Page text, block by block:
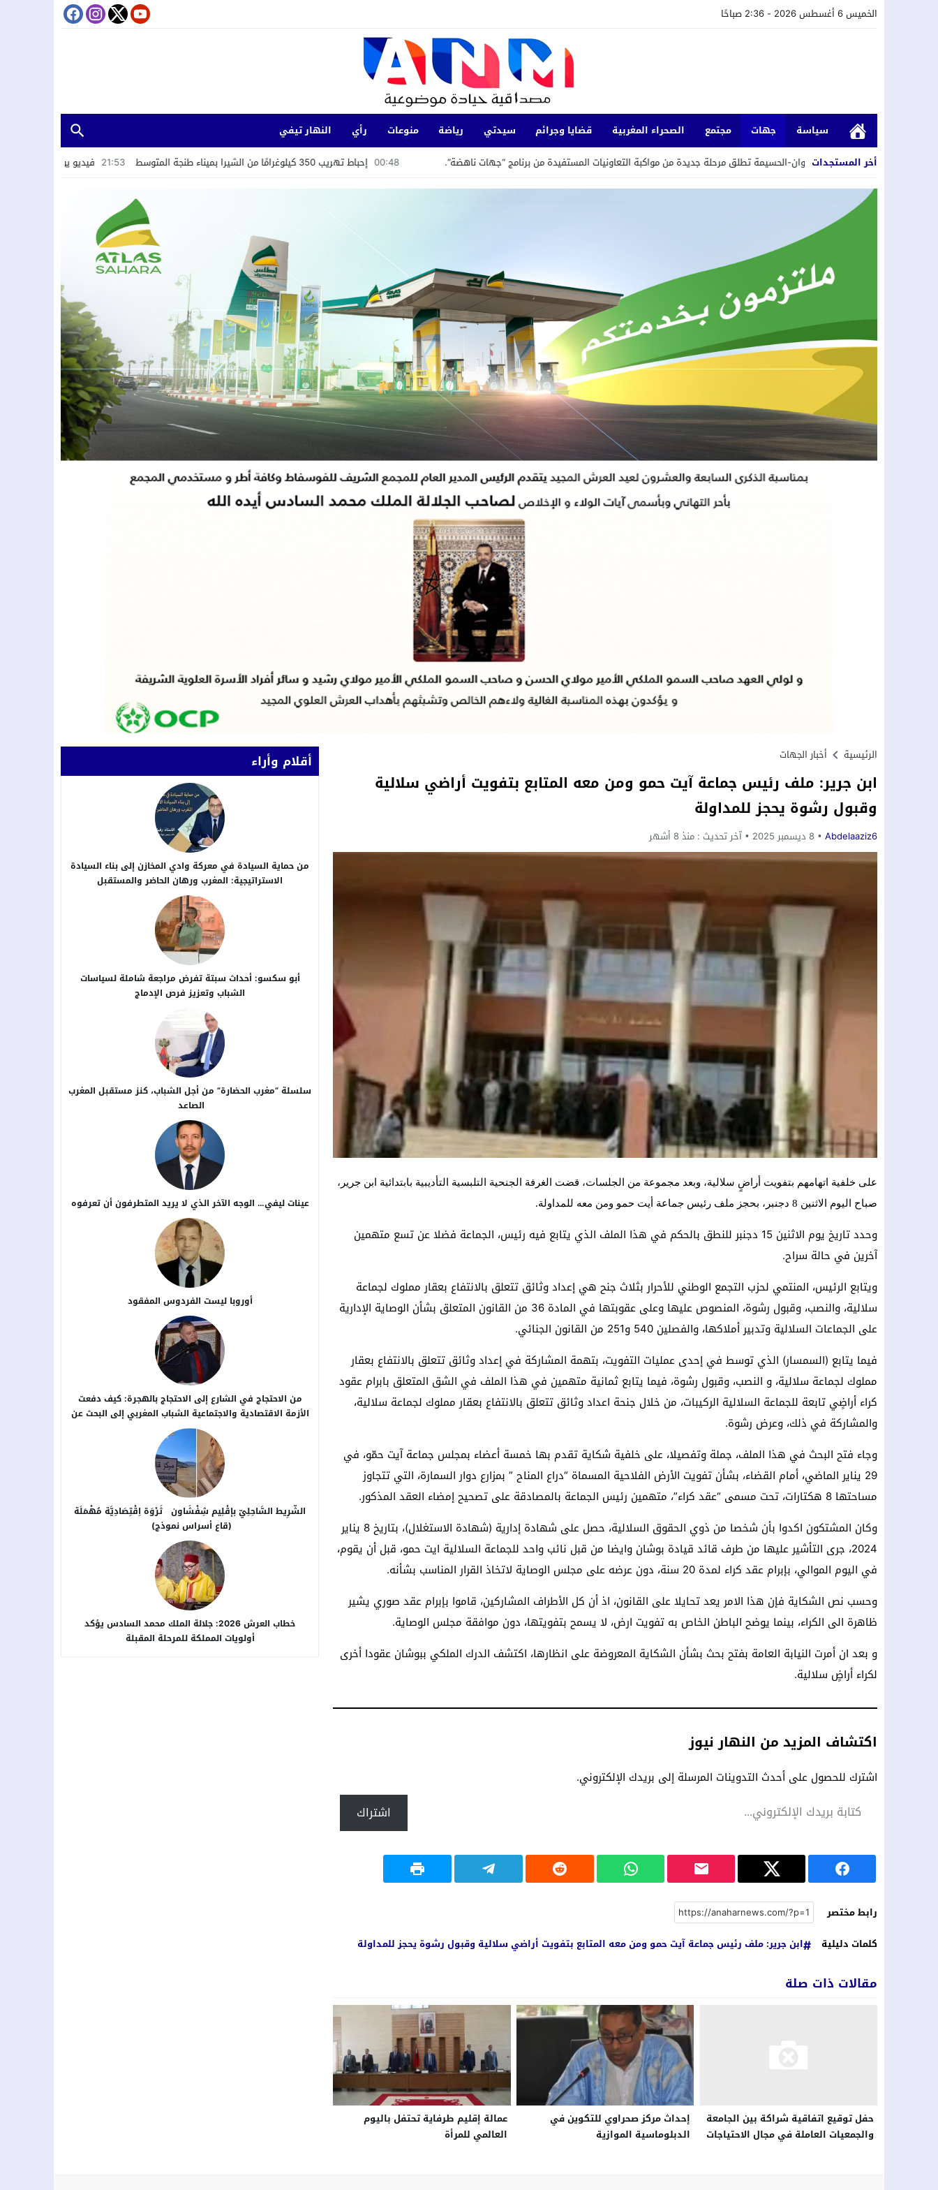
الخميس 6 أغسطس 2026 - 2:36 صباحًا
سياسة جهات مجتمع الصحراء المغربية قضايا وجرائم سيدتي رياضة منوعات رأي
النهار تيفي
أخر المستجدات
00:48 إحباط تهريب 350 كيلوغرامًا من الشيرا بميناء طنجة المتوسط 21:53 فيديو يوثق ابتزاز سائحين يطيح بمشتبه فيه طنجة-تطوان-الحسيمة تطلق مرحلة جديدة من مواكبة التعاونيات المستفيدة من برنامج “جهات ناهضة”.
الرئيسية أخبار الجهات
ابن جرير: ملف رئيس جماعة آيت حمو ومن معه المتابع بتفويت أراضي سلالية
وقبول رشوة يحجز للمداولة
Abdelaaziz6 8 ديسمبر 2025 آخر تحديث : منذ 8 أشهر
على خلفية اتهامهم بتفويت أراضٍ سلالية، وبعد مجموعة من الجلسات، قضت الغرفة الجنحية التلبسية التأديبية بابتدائية ابن جرير،
صباح اليوم الاثنين 8 دجنبر، بحجز ملف رئيس جماعة أيت حمو ومن معه للمداولة.
وحدد تاريخ يوم الاثنين 15 دجنبر للنطق بالحكم في هذا الملف الذي يتابع فيه رئيس، الجماعة فضلا عن تسع متهمين
آخرين في حالة سراح.
ويتابع الرئيس، المنتمي لحزب التجمع الوطني للأحرار بثلاث جنح هي إعداد وثائق تتعلق بالانتفاع بعقار مملوك لجماعة
سلالية، والنصب، وقبول رشوة، المنصوص عليها وعلى عقوبتها في المادة 36 من القانون المتعلق بشأن الوصاية الإدارية
على الجماعات السلالية وتدبير أملاكها، والفصلين 540 و251 من القانون الجنائي.
فيما يتابع (السمسار) الذي توسط في إحدى عمليات التفويت، بتهمة المشاركة في إعداد وثائق تتعلق بالانتفاع بعقار
مملوك لجماعة سلالية، و النصب، وقبول رشوة، فيما يتابع ثمانية متهمين في هذا الملف في الشق المتعلق بابرام عقود
كراء أراضٍي تابعة للجماعة السلالية الركيبات، من خلال جنحة اعداد وثائق تتعلق بالانتفاع بعقار مملوك لجماعة سلالية،
والمشاركة في ذلك، وعرض رشوة.
وجاء فتح البحث في هذا الملف، جملة وتفصيلا، على خلفية شكاية تقدم بها خمسة أعضاء بمجلس جماعة آيت حمّو، في
29 يناير الماضي، أمام القضاء، بشأن تفويت الأرض الفلاحية المسماة “دراع المناح ” بمزارع دوار السمارة، التي تتجاوز
مساحتها 8 هكتارات، تحت مسمى “عقد كراء”، متهمين رئيس الجماعة بالمصادقة على تصحيح إمضاء العقد المذكور.
وكان المشتكون اكدوا بأن شخصا من ذوي الحقوق السلالية، حصل على شهادة إدارية (شهادة الاستغلال)، بتاريخ 8 يناير
2024، جرى التأشير عليها من طرف قائد قيادة بوشان وايضا من قبل نائب واحد للجماعة السلالية ايت حمو، قبل أن يقوم،
في اليوم الموالي، بإبرام عقد كراء لمدة 20 سنة، دون عرضه على مجلس الوصاية لاتخاذ القرار المناسب بشأنه.
وحسب نص الشكاية فإن هذا الامر يعد تحايلا على القانون، اذ أن كل الأطراف المشاركين، قاموا بإبرام عقد صوري يشير
ظاهرة الى الكراء، بينما يوضح الباطن الخاص به تفويت ارض، لا يسمح بتفويتها، دون موافقة مجلس الوصاية.
و بعد ان أمرت النيابة العامة بفتح بحث بشأن الشكاية المعروضة على انظارها، اكتشف الدرك الملكي ببوشان عقودا أخرى
لكراء أراضٍ سلالية.
اكتشاف المزيد من النهار نيوز
اشترك للحصول على أحدث التدوينات المرسلة إلى بريدك الإلكتروني.
اشتراك
رابط مختصر
كلمات دليلية
ابن جرير: ملف رئيس جماعة آيت حمو ومن معه المتابع بتفويت أراضي سلالية وقبول رشوة يحجز للمداولة
مقالات ذات صلة
حفل توقيع اتفاقية شراكة بين الجامعة
والجمعيات العاملة في مجال الاحتياجات
إحداث مركز صحراوي للتكوين في
الدبلوماسية الموازية
عمالة إقليم طرفاية تحتفل باليوم
العالمي للمرأة
أقلام وأراء
من حماية السيادة في معركة وادي المخازن إلى بناء السيادة
الاستراتيجية: المغرب ورهان الحاضر والمستقبل
أبو سكسو: أحداث سبتة تفرض مراجعة شاملة لسياسات
الشباب وتعزيز فرص الإدماج
سلسلة “مغرب الحضارة” من أجل ​الشباب، كنز مستقبل المغرب
الصاعد
عينات ليفي… الوجه الآخر الذي لا يريد المتطرفون أن تعرفوه
أوروبا ليست الفردوس المفقود
من الاحتجاج في الشارع إلى الاحتجاج بالهجرة: كيف دفعت
الأزمة الاقتصادية والاجتماعية الشباب المغربي إلى البحث عن
بدائل خارج الوطن؟
الشَّرِيط السَّاحِلِيّ بإقْلِيم شِفْشَاون ثَرْوَة اِقْتِصَادِيَّة مُهْمَلَة
(قاع أسراس نموذج)
خطاب العرش 2026: جلالة الملك محمد السادس يؤكد
أولويات المملكة للمرحلة المقبلة